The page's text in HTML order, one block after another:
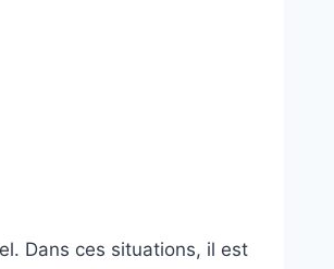
Dans ces situations, il est